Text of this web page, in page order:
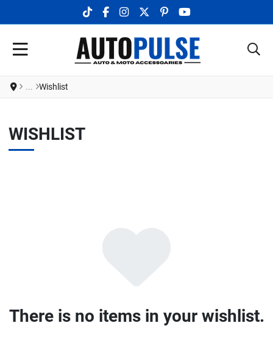
TIKTOK SOCIAL LINK
FACEBOOK SOCIAL LINK
INSTAGRAM SOCIAL LINK
X.COM SOCIAL LINK
PINTEREST SOCIAL LINK
YOUTUBE SOCIAL
Wishlist
WISHLIST
There is no items in your wishlist.